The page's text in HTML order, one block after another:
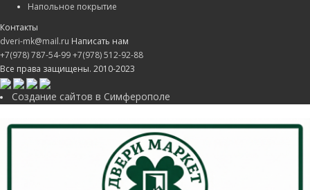
Напольное покрытие
Контакты
dveri-mk@mail.ru Написать нам
+7(978) 787-54-99+7(978) 512-92-88
Все права защищены. 2010-2023
Создание сайтов в Симферополе